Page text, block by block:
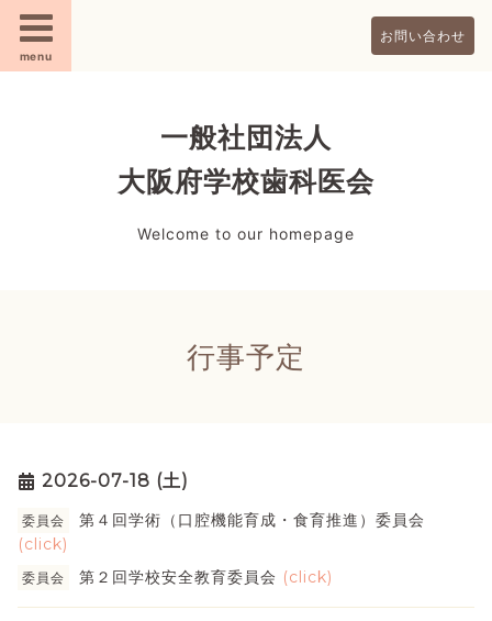
menu
お問い合わせ
一般社団法人
大阪府学校歯科医会
Welcome to our homepage
行事予定
2026-07-18 (土)
委員会
第４回学術（口腔機能育成・食育推進）委員会
(click)
委員会 第２回学校安全教育委員会 (click)